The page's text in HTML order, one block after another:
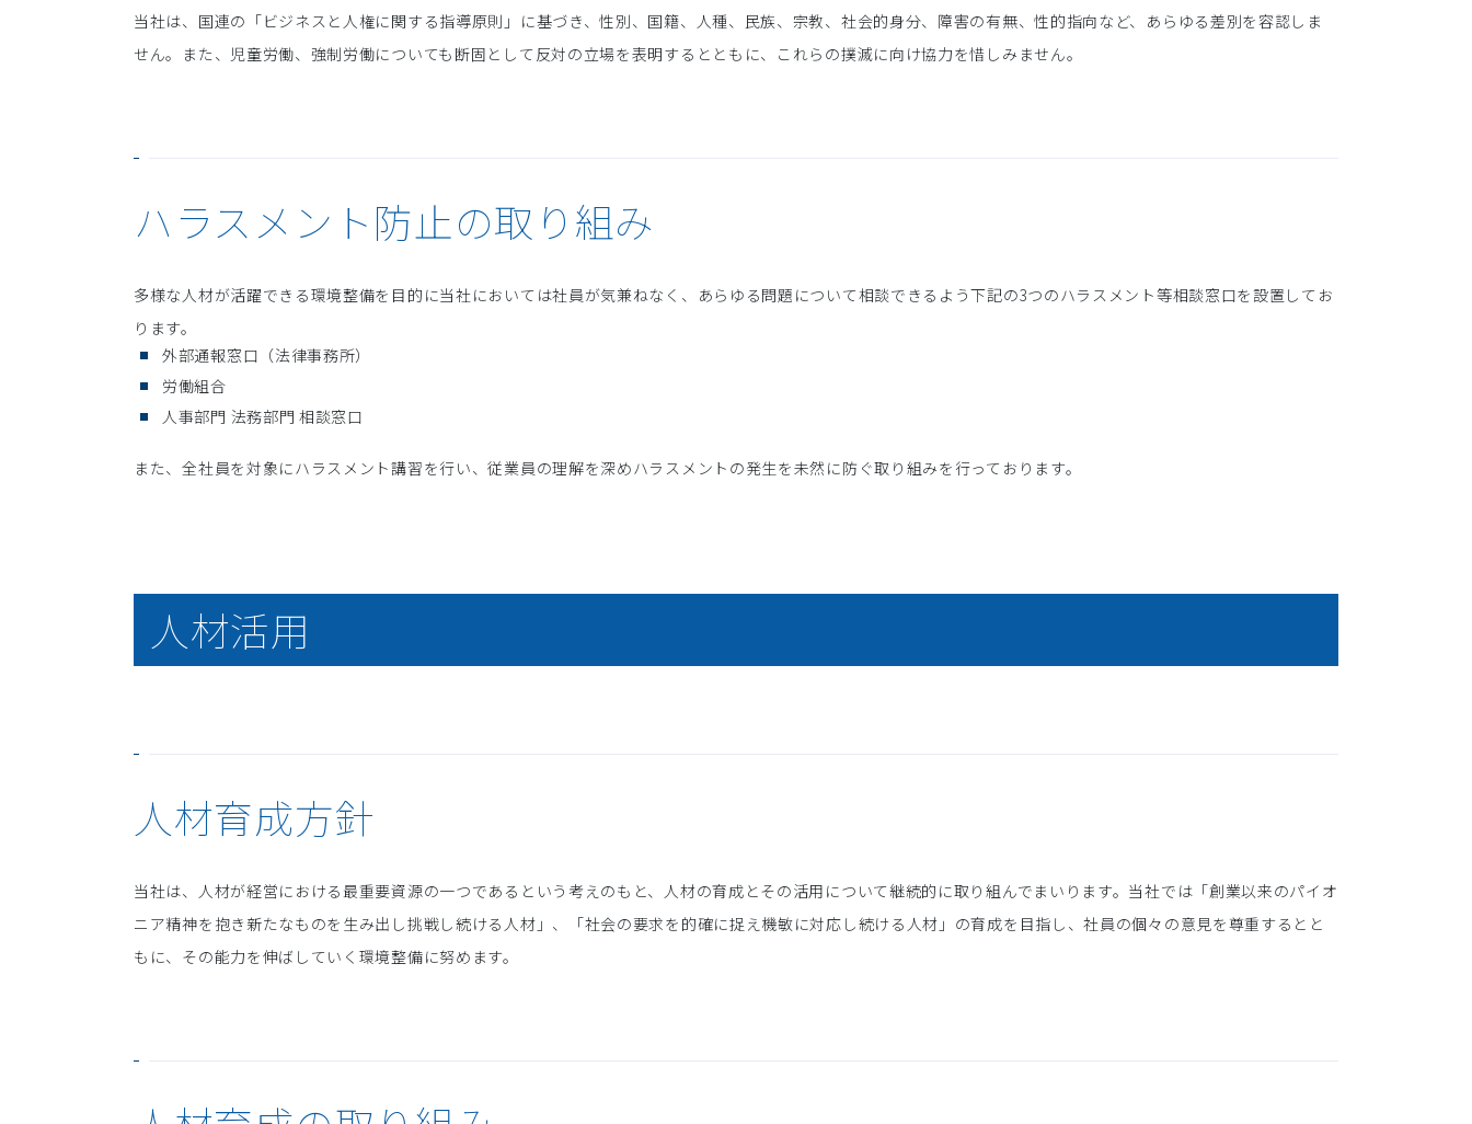
当社は、国連の「ビジネスと人権に関する指導原則」に基づき、性別、国籍、人種、民族、宗教、社会的身分、障害の有無、性的指向など、あらゆる差別を容認しま
せん。また、児童労働、強制労働についても断固として反対の立場を表明するとともに、これらの撲滅に向け協力を惜しみません。
ハラスメント防止の取り組み
多様な人材が活躍できる環境整備を目的に当社においては社員が気兼ねなく、あらゆる問題について相談できるよう下記の3つのハラスメント等相談窓口を設置してお
ります。
外部通報窓口（法律事務所）
労働組合
人事部門 法務部門 相談窓口
また、全社員を対象にハラスメント講習を行い、従業員の理解を深めハラスメントの発生を未然に防ぐ取り組みを行っております。
人材活用
人材育成方針
当社は、人材が経営における最重要資源の一つであるという考えのもと、人材の育成とその活用について継続的に取り組んでまいります。当社では「創業以来のパイオ
ニア精神を抱き新たなものを生み出し挑戦し続ける人材」、「社会の要求を的確に捉え機敏に対応し続ける人材」の育成を目指し、社員の個々の意見を尊重するとと
もに、その能力を伸ばしていく環境整備に努めます。